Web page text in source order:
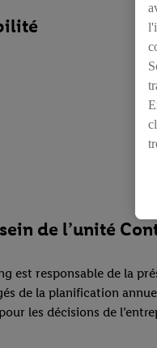
de l’unité
est responsable de la
de la planification
les décisions de